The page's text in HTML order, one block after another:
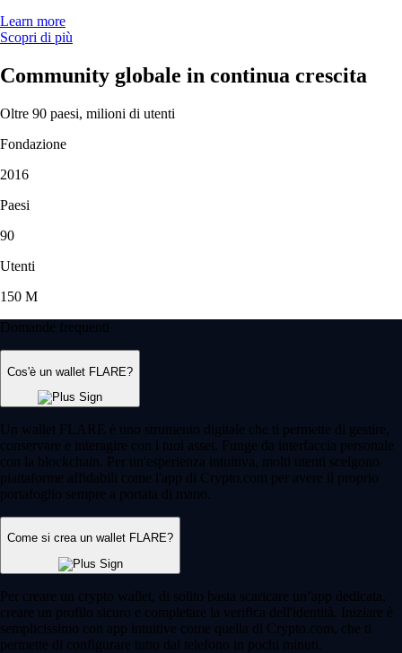
Learn more
Scopri di più
Community globale in continua crescita
Oltre 90 paesi, milioni di utenti
Fondazione
2016
Paesi
90
Utenti
150 M
Domande frequenti
Cos'è un wallet FLARE?
Un wallet FLARE è uno strumento digitale che ti permette di gestire,
conservare e interagire con i tuoi asset. Funge da interfaccia personale
con la blockchain. Per un'esperienza intuitiva, molti utenti scelgono
piattaforme affidabili come l'app di Crypto.com per avere il proprio
portafoglio sempre a portata di mano.
Come si crea un wallet FLARE?
Per creare un crypto wallet, di solito basta scaricare un’app dedicata,
creare un profilo sicuro e completare la verifica dell'identità. Iniziare è
semplicissimo con app intuitive come quella di Crypto.com, che ti
permette di configurare tutto dal telefono in pochi minuti.